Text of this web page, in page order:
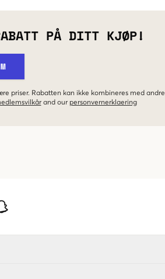
PÅ DITT KJØP!
priser. Rabatten kan ikke kombineres med andre
and our personvernerklaering